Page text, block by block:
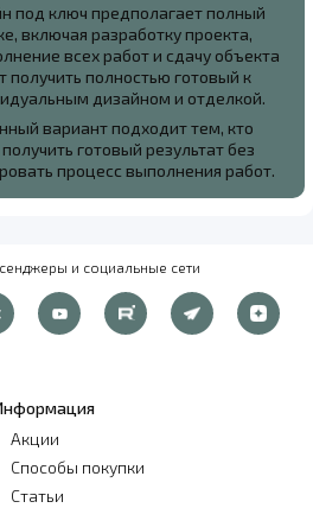
ключ предполагает полный
включая разработку проекта,
всех работ и сдачу объекта
получить полностью готовый к
дизайном и отделкой.
вариант подходит тем, кто
готовый результат без
процесс выполнения работ.
и социальные сети
Акции
Способы покупки
Статьи